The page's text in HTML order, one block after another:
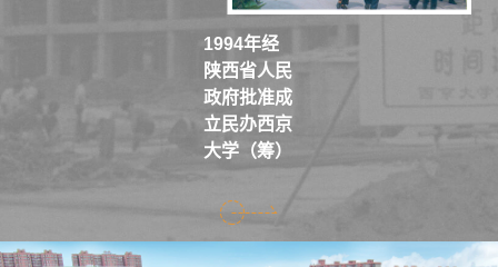
1994年经
陕西省人民
政府批准成
立民办西京
大学（筹）